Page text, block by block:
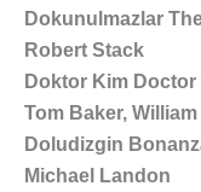
Dokunulmazlar
Robert Stack
Doktor Kim Doctor
Tom Baker, William
Doludizgin
Michael Landon